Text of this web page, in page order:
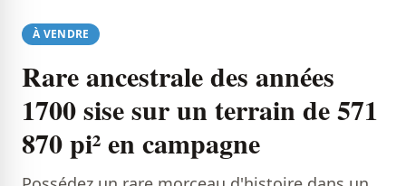
À VENDRE
Rare ancestrale des années
1700 sise sur un terrain de 571
870 pi² en campagne